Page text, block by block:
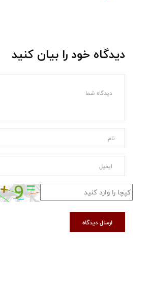
دیدگاه خود را بیان کنید
ارسال دیدگاه